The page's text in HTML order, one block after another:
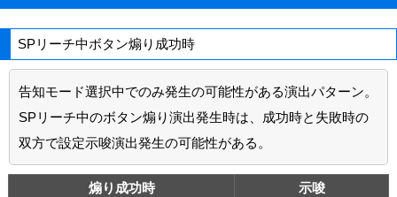
SPリーチ中ボタン煽り成功時
告知モード選択中でのみ発生の可能性がある演出パターン。
SPリーチ中のボタン煽り演出発生時は、成功時と失敗時の
双方で設定示唆演出発生の可能性がある。
煽り成功時
示唆